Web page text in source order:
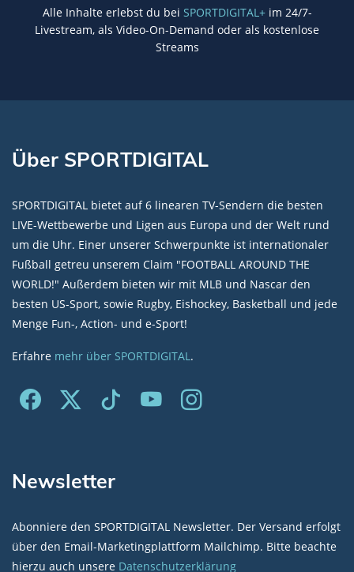
Alle Inhalte erlebst du bei SPORTDIGITAL+im 24/7-
Livestream, als Video-On-Demand oder als kostenlose
Streams
Über SPORTDIGITAL
SPORTDIGITAL bietet auf 6 linearen TV-Sendern die besten
LIVE-Wettbewerbe und Ligen aus Europa und der Welt rund
um die Uhr. Einer unserer Schwerpunkte ist internationaler
Fußball getreu unserem Claim "FOOTBALL AROUND THE
WORLD!" Außerdem bieten wir mit MLB und Nascar den
besten US-Sport, sowie Rugby, Eishockey, Basketball und jede
Menge Fun-, Action- und e-Sport!
Erfahre mehr über SPORTDIGITAL.
Newsletter
Abonniere den SPORTDIGITAL Newsletter. Der Versand erfolgt
über den Email-Marketingplattform Mailchimp. Bitte beachte
hierzu auch unsere Datenschutzerklärung